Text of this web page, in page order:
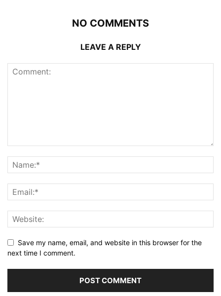
NO COMMENTS
LEAVE A REPLY
Save my name, email, and website in this browser for the
next time I comment.